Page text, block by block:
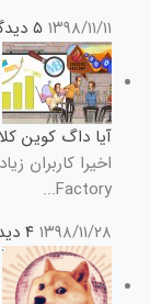
۱۳۹۸/۱۱/۱۱ ۵ دیدگاه
آیا داگ کوین
Factory...
۱۳۹۸/۱۱/۲۸ ۴ دیدگاه